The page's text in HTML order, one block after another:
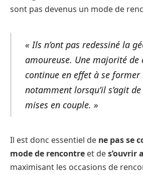
sont pas devenus un mode de
« Ils n’ont pas redessiné la
amoureuse. Une majorité de
continue en effet à se former
notamment lorsqu’il s’agit
mises en couple. »
Il est donc essentiel de ne pas se
mode de rencontre et des’ouvrir
maximisant les occasions de